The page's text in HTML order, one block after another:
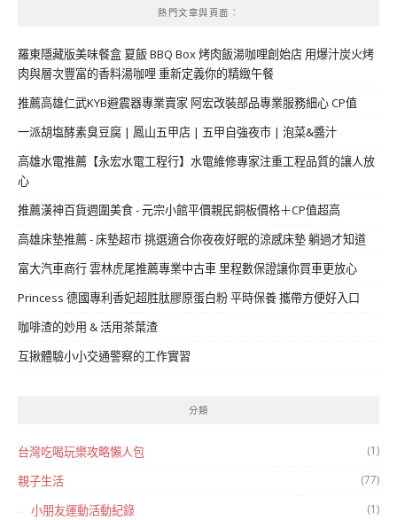
熱門文章與頁面︰
羅東隱藏版美味餐盒 夏飯 BBQ Box 烤肉飯湯咖哩創始店 用爆汁炭火烤
肉與層次豐富的香料湯咖哩 重新定義你的精緻午餐
推薦高雄仁武KYB避震器專業賣家 阿宏改裝部品專業服務細心 CP值
一派胡塩酵素臭豆腐 | 鳳山五甲店 | 五甲自強夜市 | 泡菜&醬汁
高雄水電推薦【永宏水電工程行】水電維修專家注重工程品質的讓人放
心
推薦漢神百貨週圍美食 - 元宗小館平價親民銅板價格＋CP值超高
高雄床墊推薦 - 床墊超市 挑選適合你夜夜好眠的涼感床墊 躺過才知道
富大汽車商行 雲林虎尾推薦專業中古車 里程數保證讓你買車更放心
Princess 德國專利香妃超胜肽膠原蛋白粉 平時保養 攜帶方便好入口
咖啡渣的妙用 & 活用茶葉渣
互揪體驗小小交通警察的工作實習
分類
台灣吃喝玩樂攻略懶人包 (1)
親子生活 (77)
小朋友運動活動紀錄 (1)